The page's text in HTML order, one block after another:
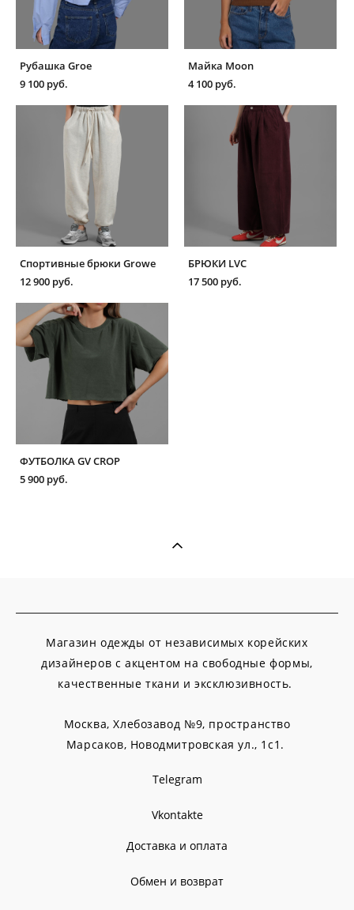
Рубашка Groe
9 100 pуб.
Майка Moon
4 100 pуб.
Спортивные брюки Growe
12 900 pуб.
БРЮКИ LVC
17 500 pуб.
ФУТБОЛКА GV CROP
5 900 pуб.
Магазин одежды от независимых корейских
дизайнеров с акцентом на свободные формы,
качественные ткани и эксклюзивность.
Москва, Хлебозавод №9, пространство
Марсаков, Новодмитровская ул., 1с1.
Telegram
Vkontakte
Доставка и оплата
Обмен и возврат